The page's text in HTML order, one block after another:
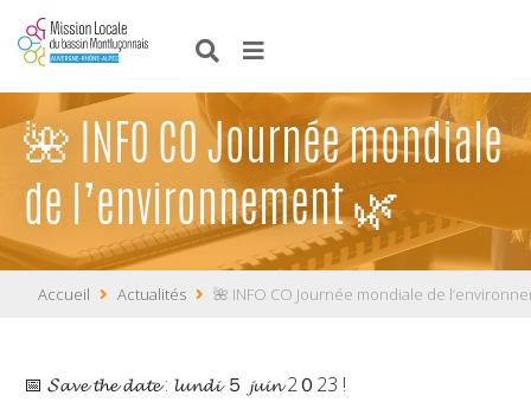
🌺 INFO CO Journée mondiale
de l’environnement 🌿
Accueil Actualités 🌺 INFO CO Journée mondiale de
📅 𝓢𝓪𝓿𝓮 𝓽𝓱𝓮 𝓭𝓪𝓽𝓮 : 𝓵𝓾𝓷𝓭𝓲 ５ 𝓳𝓾𝓲𝓷 2０23 !